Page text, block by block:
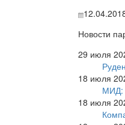
Новости
29 июля
18 июля
МИД:
18 июля